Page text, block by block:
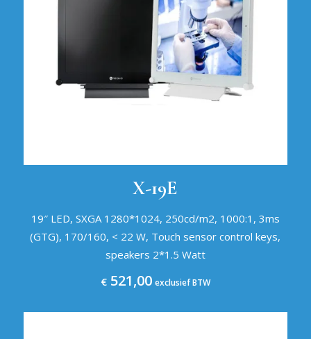
X-19E
19″ LED, SXGA 1280*1024, 250cd/m2, 1000:1, 3ms
(GTG), 170/160, < 22 W, Touch sensor control keys,
speakers 2*1.5 Watt
€521,00 exclusief BTW